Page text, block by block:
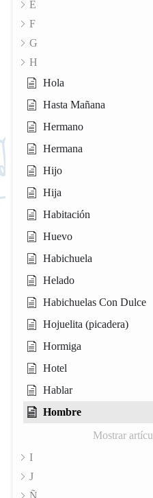
E
F
G
H
Hola
Hasta Mañana
Hermano
Hermana
Hijo
Hija
Habitación
Huevo
Habichuela
Helado
Habichuelas Con Dulce
Hojuelita (picadera)
Hormiga
Hotel
Hablar
Hombre
Mostrar
I
J
Ñ